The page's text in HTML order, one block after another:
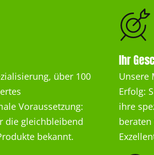
über 100
Voraussetzung:
die gleichbleibend
bekannt.
Ihr
Unsere
Erfolg:
ihre